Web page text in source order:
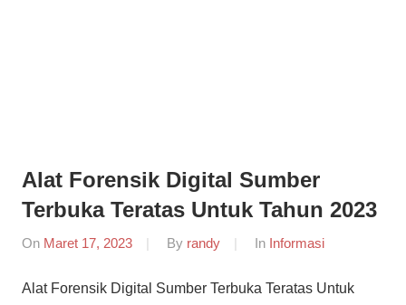
Alat Forensik Digital Sumber
Terbuka Teratas Untuk Tahun 2023
On Maret 17, 2023 By randy In Informasi
Alat Forensik Digital Sumber Terbuka Teratas Untuk